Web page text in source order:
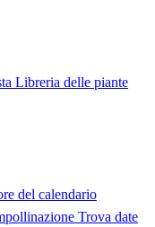
Libreria delle piante
del calendario
Trova date